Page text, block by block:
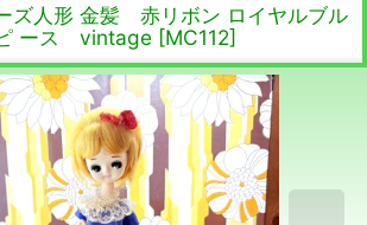
ズ人形 金髪 赤リボン ロイヤルブル
ース vintage [MC112]